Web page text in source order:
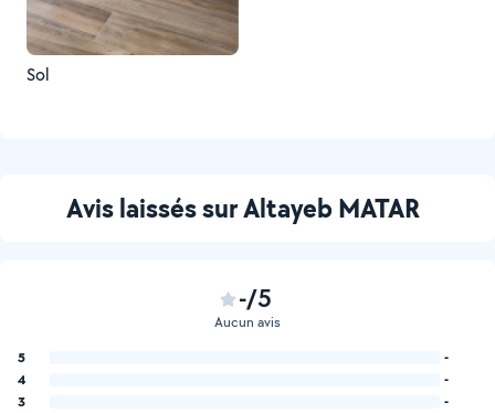
Sol
Avis laissés sur Altayeb MATAR
-/5
Aucun avis
5
-
4
-
3
-